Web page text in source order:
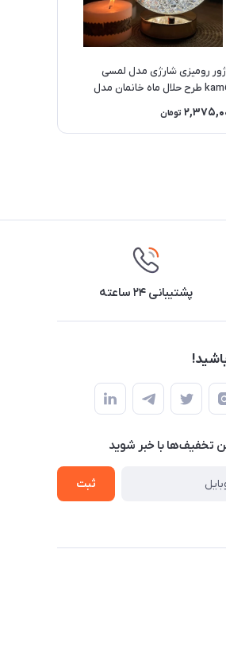
رومیزی شارژی مدل لمسی
kam64 طرح حلال ماه خانمان مدل
تومان
پشتیبانی ۲۴ ساعته
تخفیف‌ها با‌ خبر شوید
ثبت